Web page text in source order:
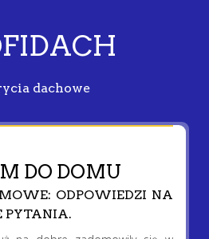
dachowe
DO DOMU
ODPOWIEDZI NA
PYTANIA.